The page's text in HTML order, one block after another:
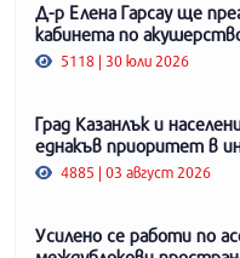
Д-р Елена Гарсау ще
кабинета по
5118 | 30 юли 2026
Град Казанлък и
еднакъв приоритет в
4885 | 03 август 2026
Усилено се работи по